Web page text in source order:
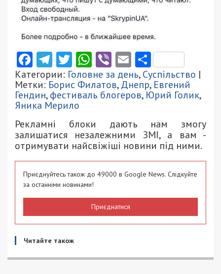
Facebook
Telegram
Twitter
WhatsApp
ViberEmail
Категории: Головне за день,Суспільство |
Метки: Борис Филатов,Днепр, Евгений
Гендин,фестиваль блогеров, Юрий Голик,
Яника Мерило
Рекламні блоки дають нам змогу
залишатися незалежними ЗМІ, а вам -
отримувати найсвіжіші новини під ними.
Приєднуйтесь також до 49000 в Google News. Слідкуйте
за останніми новинами!
Приєднатися
Читайте також